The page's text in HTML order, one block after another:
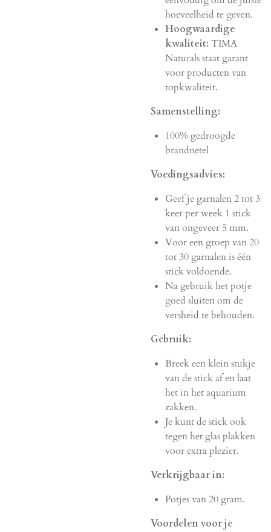
hoeveelheid te geven.
Hoogwaardige
kwaliteit: TIMA
Naturals staat garant
voor producten van
topkwaliteit.
Samenstelling:
100% gedroogde
brandnetel
Voedingsadvies:
Geef je garnalen 2 tot 3
keer per week 1 stick
van ongeveer 5 mm.
Voor een groep van 20
tot 30 garnalen is één
stick voldoende.
Na gebruik het potje
goed sluiten om de
versheid te behouden.
Gebruik:
Breek een klein stukje
van de stick af en laat
het in het aquarium
zakken.
Je kunt de stick ook
tegen het glas plakken
voor extra plezier.
Verkrijgbaar in:
Potjes van 20 gram.
Voordelen voor je